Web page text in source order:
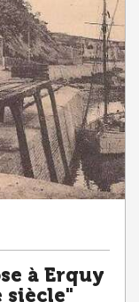
à Erquy
siècle"